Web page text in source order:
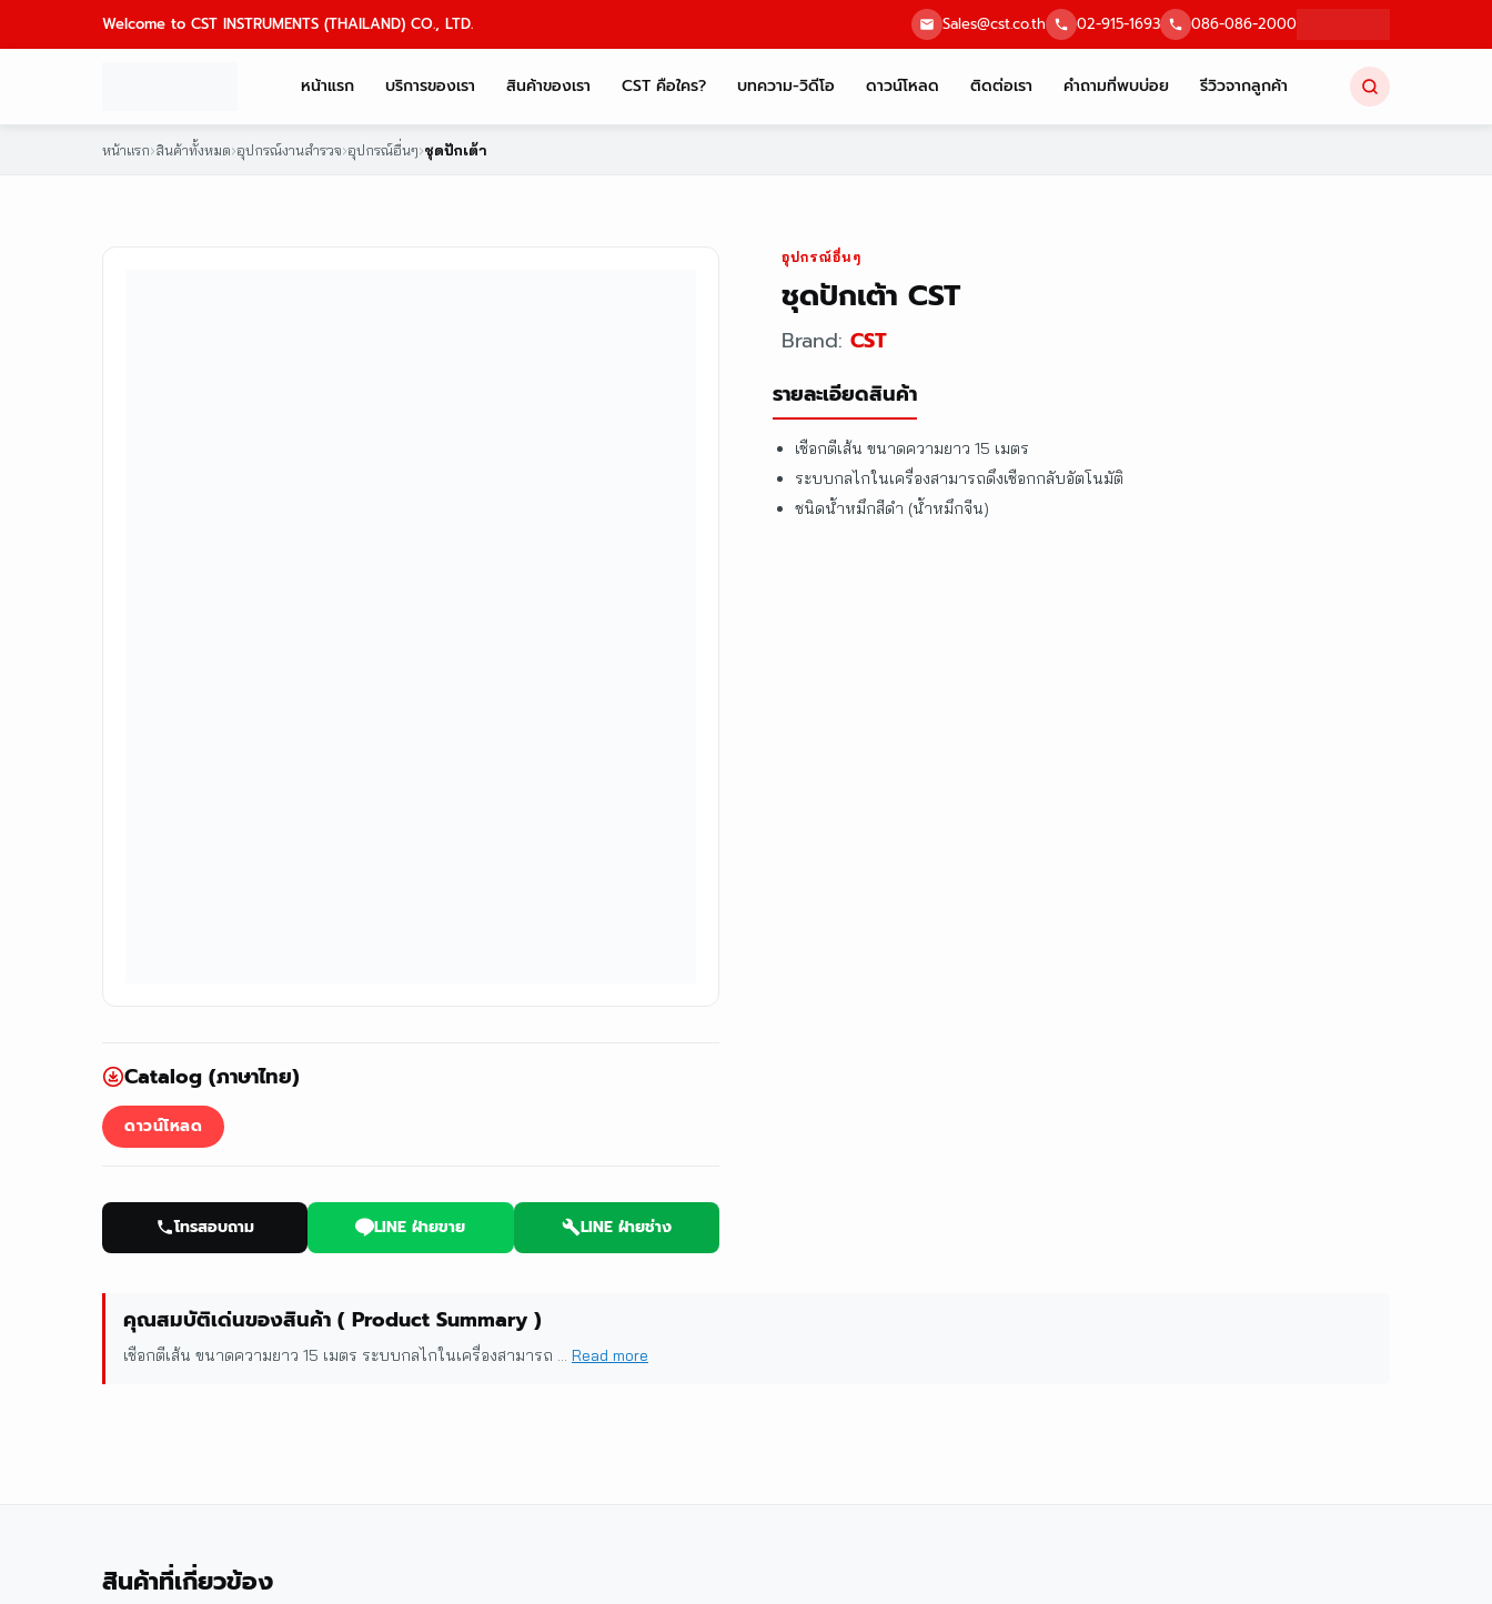
Welcome to CST INSTRUMENTS (THAILAND) CO., LTD. Sales@cst.co.th 02-915-1693 086-086-2000
หน้าแรก บริการของเรา สินค้าของเรา CST คือใคร? บทความ-วิดีโอ ดาวน์โหลด ติดต่อเรา คำถามที่พบบ่อย รีวิวจากลูกค้า
หน้าแรก›สินค้าทั้งหมด›อุปกรณ์งานสำรวจ›อุปกรณ์อื่นๆ›ชุดปักเต้า
Catalog (ภาษาไทย)
ดาวน์โหลด
โทรสอบถาม LINE ฝ่ายขาย LINE ฝ่ายช่าง
อุปกรณ์อื่นๆ
ชุดปักเต้า CST
Brand: CST
รายละเอียดสินค้า
เชือกตีเส้น ขนาดความยาว 15 เมตร
ระบบกลไกในเครื่องสามารถดึงเชือกกลับอัตโนมัติ
ชนิดน้ำหมึกสีดำ (น้ำหมึกจีน)
คุณสมบัติเด่นของสินค้า ( Product Summary )
เชือกตีเส้น ขนาดความยาว 15 เมตร ระบบกลไกในเครื่องสามารถ ... Read more
สินค้าที่เกี่ยวข้อง